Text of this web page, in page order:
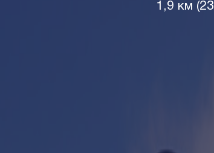
1,9 км